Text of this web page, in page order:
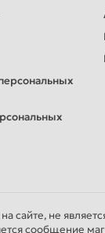
сайте, не
сообщение